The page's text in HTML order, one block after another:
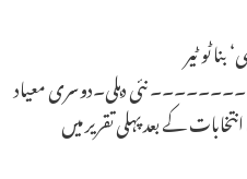
ٹو ٹیر
نئی دہلی۔دوسری معیاد
کے بعد پہلی تقریر میں